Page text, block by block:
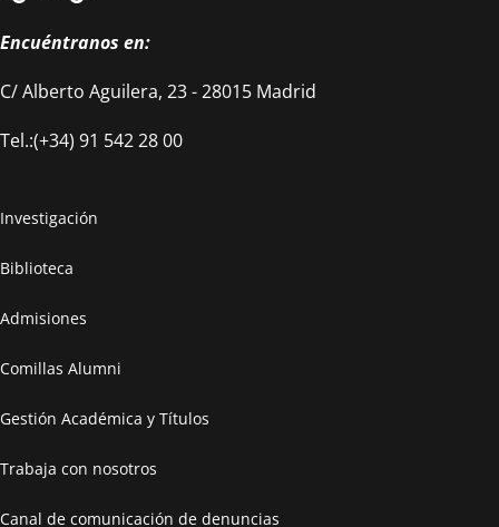
Encuéntranos en:
C/ Alberto Aguilera, 23 - 28015 Madrid
Tel.:(+34) 91 542 28 00
Investigación
Biblioteca
Admisiones
Comillas Alumni
Gestión Académica y Títulos
Trabaja con nosotros
Canal de comunicación de denuncias